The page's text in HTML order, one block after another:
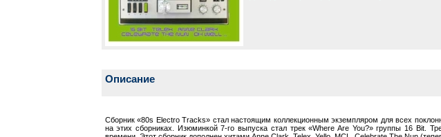
Описание
Сборник «80s Electro Tracks» стал настоящим коллекционным экземпляром для всех
на этих сборниках. Изюминкой 7-го выпуска стал трек «Where Are You?» группы 16 Bit.